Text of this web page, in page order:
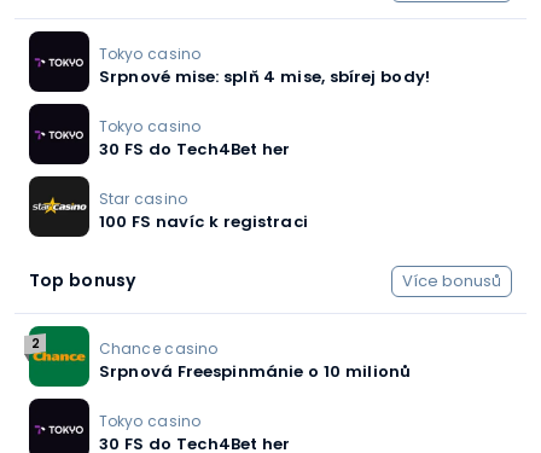
Tokyo casino
Srpnové mise: splň 4 mise, sbírej body!
Tokyo casino
30 FS do Tech4Bet her
Star casino
100 FS navíc k registraci
Top bonusy Více bonusů
2 Chance casino
Srpnová Freespinmánie o 10 milionů
Tokyo casino
30 FS do Tech4Bet her